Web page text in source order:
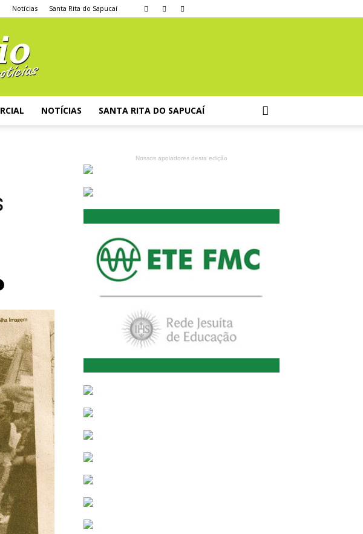
Notícias Santa Rita do Sapucaí
NOTÍCIAS SANTA RITA DO SAPUCAÍ
Nossos apoiadores desta edição